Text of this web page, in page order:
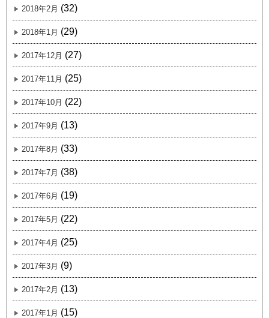
2018年2月 (32)
2018年1月 (29)
2017年12月 (27)
2017年11月 (25)
2017年10月 (22)
2017年9月 (13)
2017年8月 (33)
2017年7月 (38)
2017年6月 (19)
2017年5月 (22)
2017年4月 (25)
2017年3月 (9)
2017年2月 (13)
2017年1月 (15)